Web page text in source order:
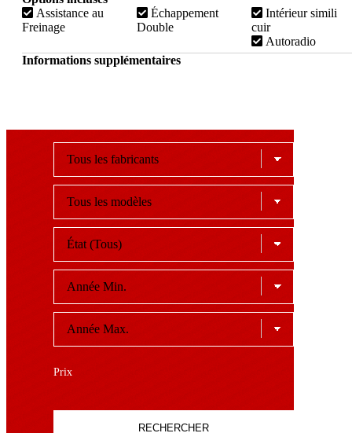
Assistance au
Freinage
Échappement
Double
Intérieur simili
cuir
Autoradio
Informations supplémentaires
Prix
RECHERCHER